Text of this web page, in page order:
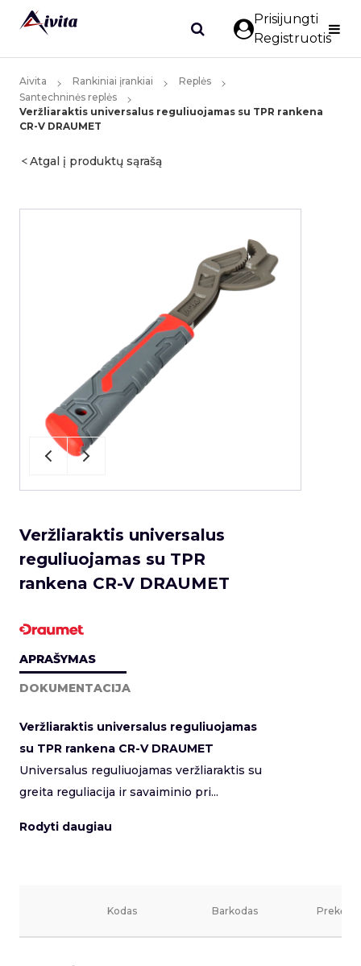
Prisijungti
Registruotis
Aivita Rankiniai įrankiai
Replės
Santechninės replės
Veržliaraktis universalus reguliuojamas su TPR rankena
CR-V DRAUMET
Atgal į produktų sąrašą
Veržliaraktis universalus
reguliuojamas su TPR
rankena CR-V DRAUMET
APRAŠYMAS
DOKUMENTACIJA
Veržliaraktis universalus reguliuojamas
su TPR rankena CR-V DRAUMET
Universalus reguliuojamas veržliaraktis su
greita reguliacija ir savaiminio pri...
Rodyti daugiau
Kodas Barkodas Prekės